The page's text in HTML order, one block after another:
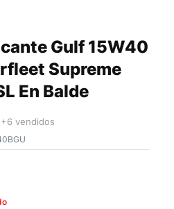
Gulf 15W40
Supreme
En Balde
vendidos